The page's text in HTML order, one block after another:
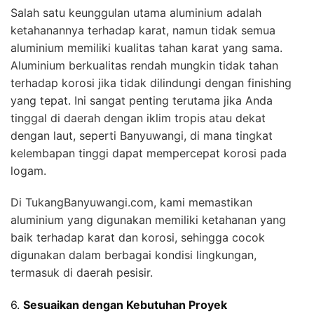
Salah satu keunggulan utama aluminium adalah
ketahanannya terhadap karat, namun tidak semua
aluminium memiliki kualitas tahan karat yang sama.
Aluminium berkualitas rendah mungkin tidak tahan
terhadap korosi jika tidak dilindungi dengan finishing
yang tepat. Ini sangat penting terutama jika Anda
tinggal di daerah dengan iklim tropis atau dekat
dengan laut, seperti Banyuwangi, di mana tingkat
kelembapan tinggi dapat mempercepat korosi pada
logam.
Di TukangBanyuwangi.com, kami memastikan
aluminium yang digunakan memiliki ketahanan yang
baik terhadap karat dan korosi, sehingga cocok
digunakan dalam berbagai kondisi lingkungan,
termasuk di daerah pesisir.
6. Sesuaikan dengan Kebutuhan Proyek